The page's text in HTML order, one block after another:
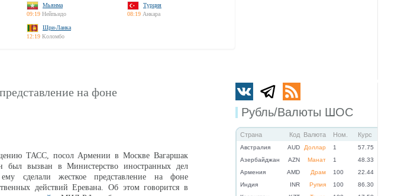
Мьянма
09:19 Нейпьидо
Турция
08:19 Анкара
Шри-Ланка
12:19 Коломбо
Рубль/Валюты ШОС
Страна Код Валюта Ном. Курс
Австралия AUD Доллар 1
57.75
Азербайджан
AZN Манат 1
48.33
Армения
AMD Драм 100
22.44
Индия
INR Рупия 100
86.30
на фоне
ТАСС, посол Армении в Москве Вагаршак
был вызван в Министерство иностранных дел
сделали жесткое представление на фоне
действий Еревана. Об этом говорится в